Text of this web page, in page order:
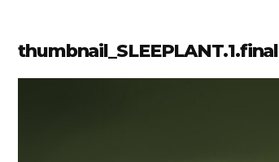
thumbnail_SLEEPLANT.1.final